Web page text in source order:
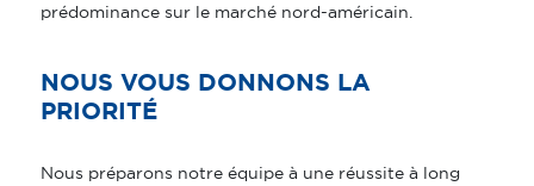
prédominance sur le marché nord-américain.
NOUS VOUS DONNONS LA
PRIORITÉ
Nous préparons notre équipe à une réussite à long